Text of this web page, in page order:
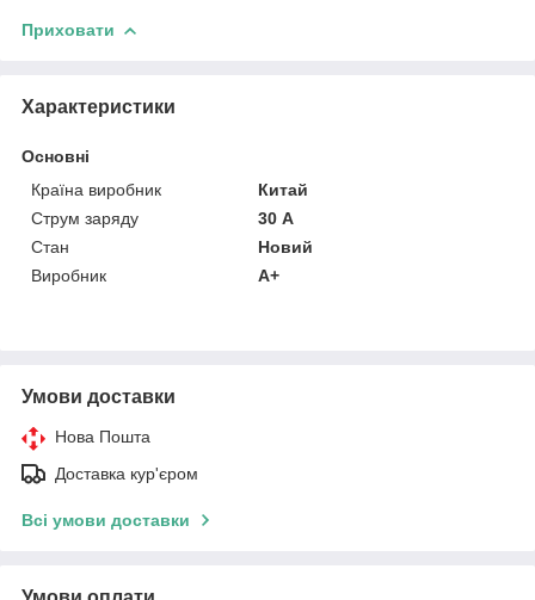
Приховати
Характеристики
Основні
Країна виробник
Китай
Струм заряду
30 А
Стан
Новий
Виробник
A+
Умови доставки
Нова Пошта
Доставка кур'єром
Всі умови доставки